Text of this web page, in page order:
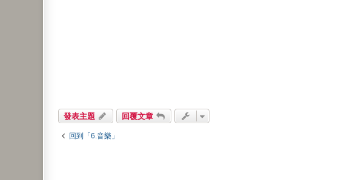
發表主題 回覆文章
回到「6.音樂」